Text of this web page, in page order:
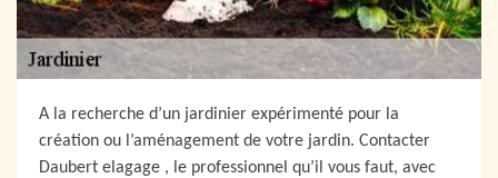
A la recherche d’un jardinier expérimenté pour la
création ou l’aménagement de votre jardin. Contacter
Daubert elagage , le professionnel qu’il vous faut, avec